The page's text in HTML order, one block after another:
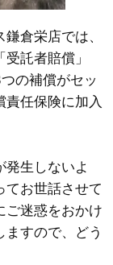
倉栄店では、
託者賠償」
の補償がセッ
責任保険に加入
発生しないよ
てお世話させて
ご迷惑をおかけ
すので、どう